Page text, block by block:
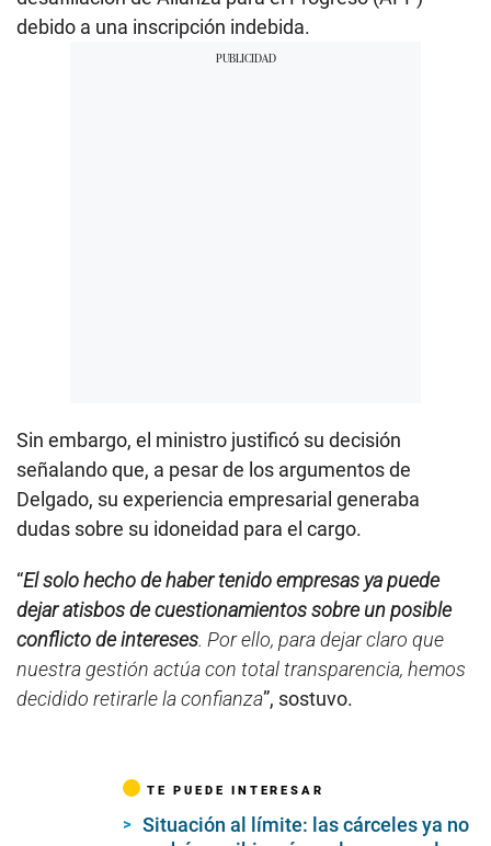
debido a una inscripción indebida.
Sin embargo, el ministro justificó su decisión
señalando que, a pesar de los argumentos de
Delgado, su experiencia empresarial generaba
dudas sobre su idoneidad para el cargo.
“El solo hecho de haber tenido empresas ya puede
dejar atisbos de cuestionamientos sobre un posible
conflicto de intereses. Por ello, para dejar claro que
nuestra gestión actúa con total transparencia, hemos
decidido retirarle la confianza”, sostuvo.
TE PUEDE INTERESAR
Situación al límite: las cárceles ya no